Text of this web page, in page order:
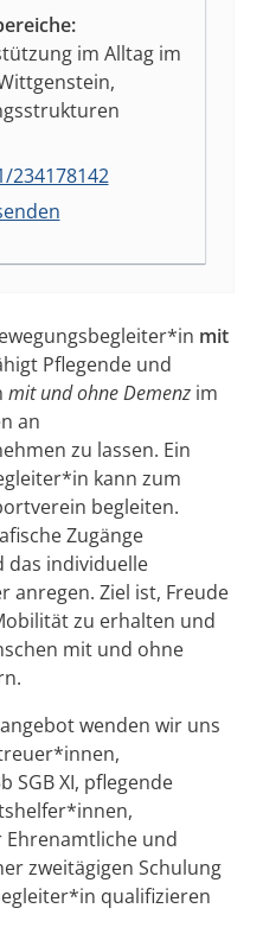
im Alltag im
234178142
mit
Pflegende und
mit und ohne Demenz im
an
zu lassen. Ein
kann zum
begleiten.
Zugänge
das individuelle
anregen. Ziel ist, Freude
zu erhalten und
mit und ohne
wenden wir uns
SGB XI, pflegende
und
zweitägigen Schulung
qualifizieren